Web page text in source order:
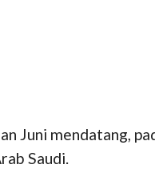
Juni mendatang,
Saudi.